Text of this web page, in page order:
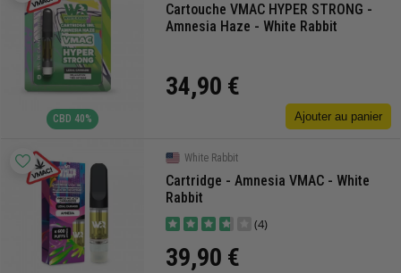
CBD 40%
Cartouche VMAC HYPER STRONG -
Amnesia Haze - White Rabbit
34,90 €
Ajouter au panier
White Rabbit
Cartridge - Amnesia VMAC - White
Rabbit
(4)
39,90 €